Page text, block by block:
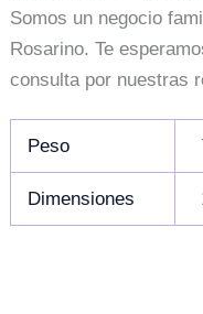
Somos un negocio
Rosarino. Te
consulta por nuestras
Peso
Dimensiones